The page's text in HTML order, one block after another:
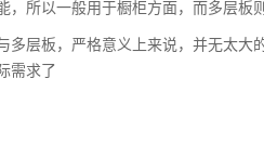
，所以一般用于橱柜方面，而多层板
层板，严格意义上来说，并无太大
需求了